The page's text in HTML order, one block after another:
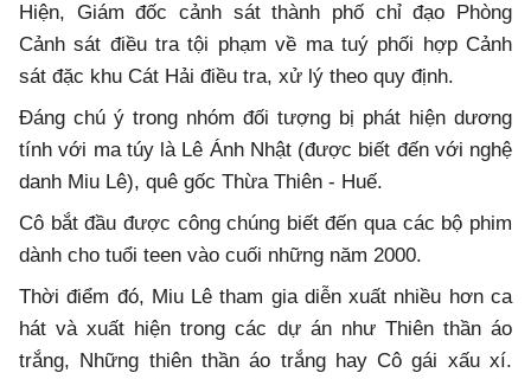
Hiện, Giám đốc cảnh sát thành phố chỉ đạo Phòng
Cảnh sát điều tra tội phạm về ma tuý phối hợp Cảnh
sát đặc khu Cát Hải điều tra, xử lý theo quy định.
Đáng chú ý trong nhóm đối tượng bị phát hiện dương
tính với ma túy là Lê Ánh Nhật (được biết đến với nghệ
danh Miu Lê), quê gốc Thừa Thiên - Huế.
Cô bắt đầu được công chúng biết đến qua các bộ phim
dành cho tuổi teen vào cuối những năm 2000.
Thời điểm đó, Miu Lê tham gia diễn xuất nhiều hơn ca
hát và xuất hiện trong các dự án như Thiên thần áo
trắng, Những thiên thần áo trắng hay Cô gái xấu xí.